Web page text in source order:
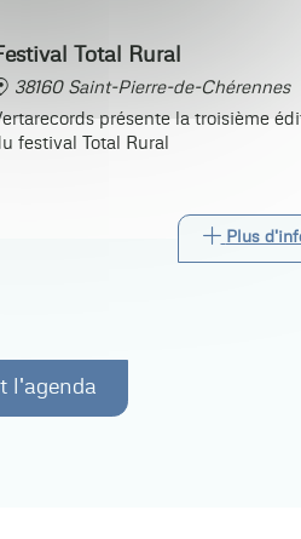
Total Rural
38160 Saint-Pierre-de-Chérennes
présente la troisième
festival Total Rural
Plus
l'agenda